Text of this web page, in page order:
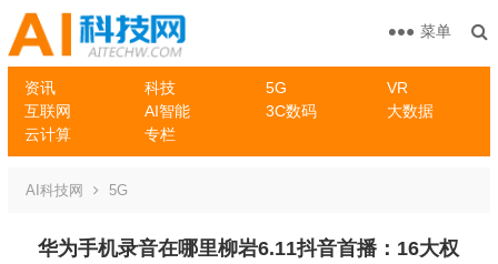
资讯 科技 5G
VR
互联网
AI智能 3C数码
大数据
云计算
专栏
菜单
AI科技网 5G
华为手机录音在哪里柳岩6.11抖音首播：16大权